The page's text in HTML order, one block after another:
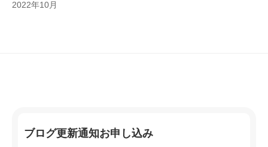
2022年10月
ブログ更新通知お申し込み